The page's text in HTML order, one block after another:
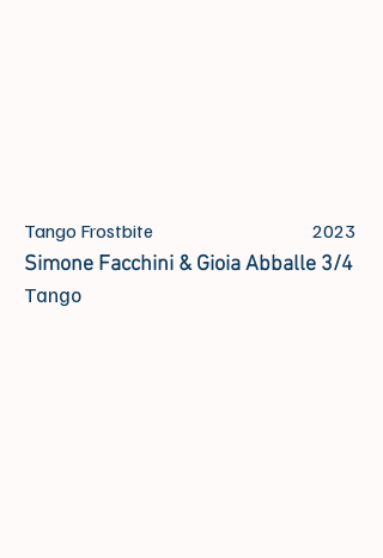
Tango Frostbite 2023
Simone Facchini & Gioia Abballe 3/4
Tango